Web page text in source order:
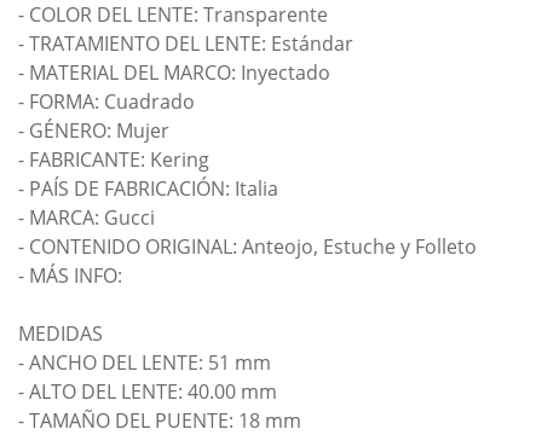
- COLOR DEL LENTE: Transparente
- TRATAMIENTO DEL LENTE: Estándar
- MATERIAL DEL MARCO: Inyectado
- FORMA: Cuadrado
- GÉNERO: Mujer
- FABRICANTE: Kering
- PAÍS DE FABRICACIÓN: Italia
- MARCA: Gucci
- CONTENIDO ORIGINAL: Anteojo, Estuche y Folleto
- MÁS INFO:
MEDIDAS
- ANCHO DEL LENTE: 51 mm
- ALTO DEL LENTE: 40.00 mm
- TAMAÑO DEL PUENTE: 18 mm